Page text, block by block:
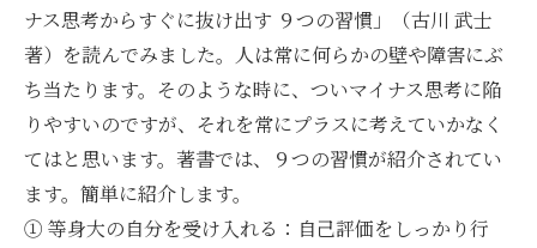
ナス思考からすぐに抜け出す ９つの習慣」（古川 武士
著）を読んでみました。人は常に何らかの壁や障害にぶ
ち当たります。そのような時に、ついマイナス思考に陥
りやすいのですが、それを常にプラスに考えていかなく
てはと思います。著書では、９つの習慣が紹介されてい
ます。簡単に紹介します。
① 等身大の自分を受け入れる：自己評価をしっかり行